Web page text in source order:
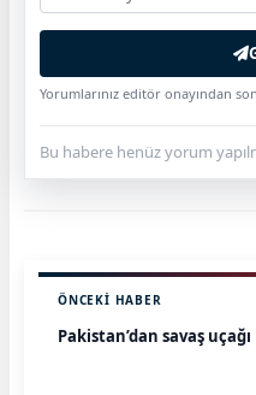
Yorumlarınız editör onayından
Bu habere henüz yorum
ÖNCEKI HABER
Pakistan’dan savaş